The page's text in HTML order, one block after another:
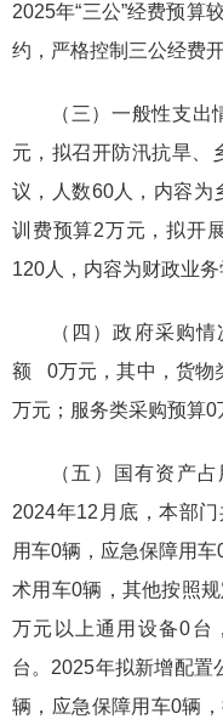
2025年“三公”经费预算
约，严格控制三公经费
（三）一般性支
元，拟召开防汛抗旱、
议，人数60人，内容为
训费预算2万元，拟开
120人，内容为财政业
（四）政府采购
额 0万元，其中，货物
万元；服务类采购预算0
（五）国有资产
2024年12月底，本部
用车0辆，应急保障用
术用车0辆，其他按照
万元以上通用设备0台
台。2025年拟新增配置
辆，应急保障用车0辆